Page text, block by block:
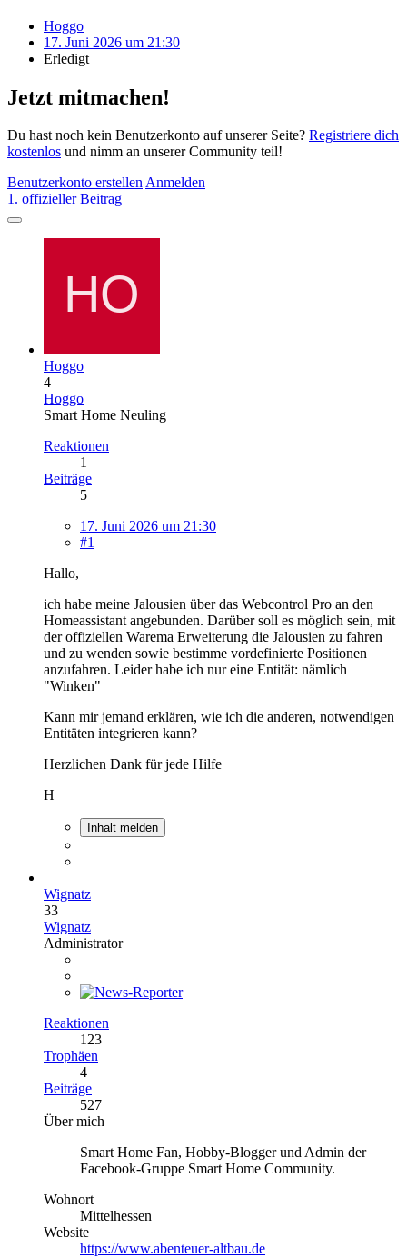
Hoggo
17. Juni 2026 um 21:30
Erledigt
Jetzt mitmachen!
Du hast noch kein Benutzerkonto auf unserer Seite? Registriere dich
kostenlos und nimm an unserer Community teil!
Benutzerkonto erstellenAnmelden
1. offizieller Beitrag
Hoggo
4
Hoggo
Smart Home Neuling
Reaktionen
1
Beiträge
5
17. Juni 2026 um 21:30
#1
Hallo,
ich habe meine Jalousien über das Webcontrol Pro an den
Homeassistant angebunden. Darüber soll es möglich sein, mit
der offiziellen Warema Erweiterung die Jalousien zu fahren
und zu wenden sowie bestimme vordefinierte Positionen
anzufahren. Leider habe ich nur eine Entität: nämlich
"Winken"
Kann mir jemand erklären, wie ich die anderen, notwendigen
Entitäten integrieren kann?
Herzlichen Dank für jede Hilfe
H
Inhalt melden
Wignatz
33
Wignatz
Administrator
Reaktionen
123
Trophäen
4
Beiträge
527
Über mich
Smart Home Fan, Hobby-Blogger und Admin der
Facebook-Gruppe Smart Home Community.
Wohnort
Mittelhessen
Website
https://www.abenteuer-altbau.de